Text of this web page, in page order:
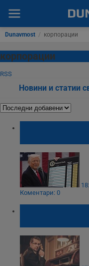
Dunavmost / корпорации
корпорации
RSS
Новини и статии
Коментари: 0